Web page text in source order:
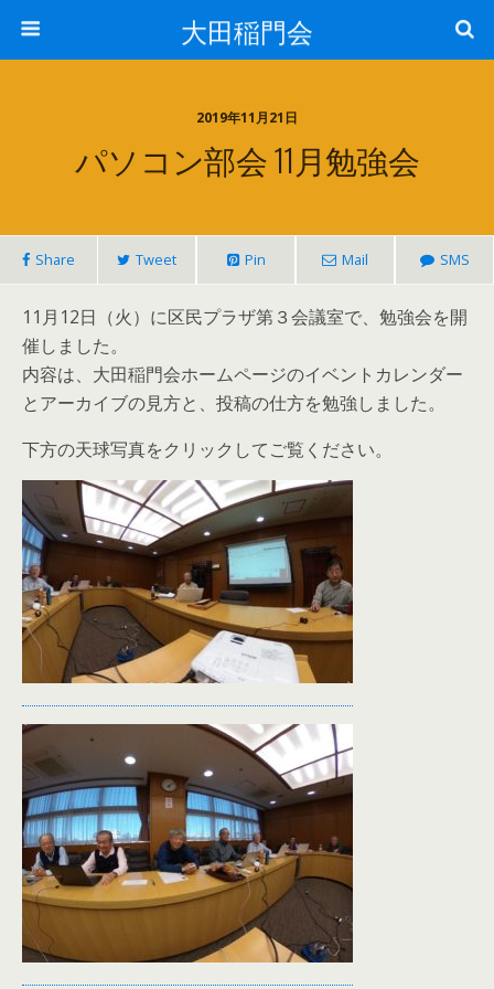
大田稲門会
2019年11月21日
パソコン部会 11月勉強会
Share Tweet Pin Mail SMS
11月12日（火）に区民プラザ第３会議室で、勉強会を開
催しました。
内容は、大田稲門会ホームページのイベントカレンダー
とアーカイブの見方と、投稿の仕方を勉強しました。
下方の天球写真をクリックしてご覧ください。